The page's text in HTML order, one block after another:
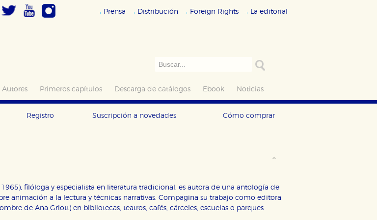
Prensa Distribución Foreign Rights La editorial
Autores Primeros capítulos Descarga de catálogos Ebook Noticias
Registro Suscripción a novedades Cómo comprar
1965), filóloga y especialista en literatura tradicional, es autora de una antología de
animación a la lectura y técnicas narrativas. Compagina su trabajo como editora
de Ana Griott) en bibliotecas, teatros, cafés, cárceles, escuelas o parques